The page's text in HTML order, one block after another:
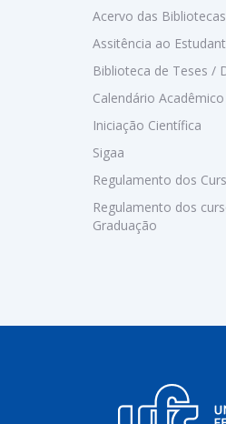
Acervo das Bibliotecas
Assitência ao
Biblioteca de Teses /
Calendário Acadêmico
Iniciação Científica
Sigaa
Regulamento dos
Regulamento dos
Graduação